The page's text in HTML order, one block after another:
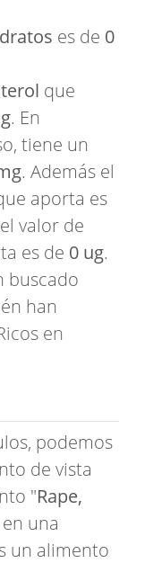
es de 0
que
. En
tiene un
. Además el
aporta es
valor de
es de 0 ug.
buscado
han
en
podemos
de vista
"Rape,
una
un alimento